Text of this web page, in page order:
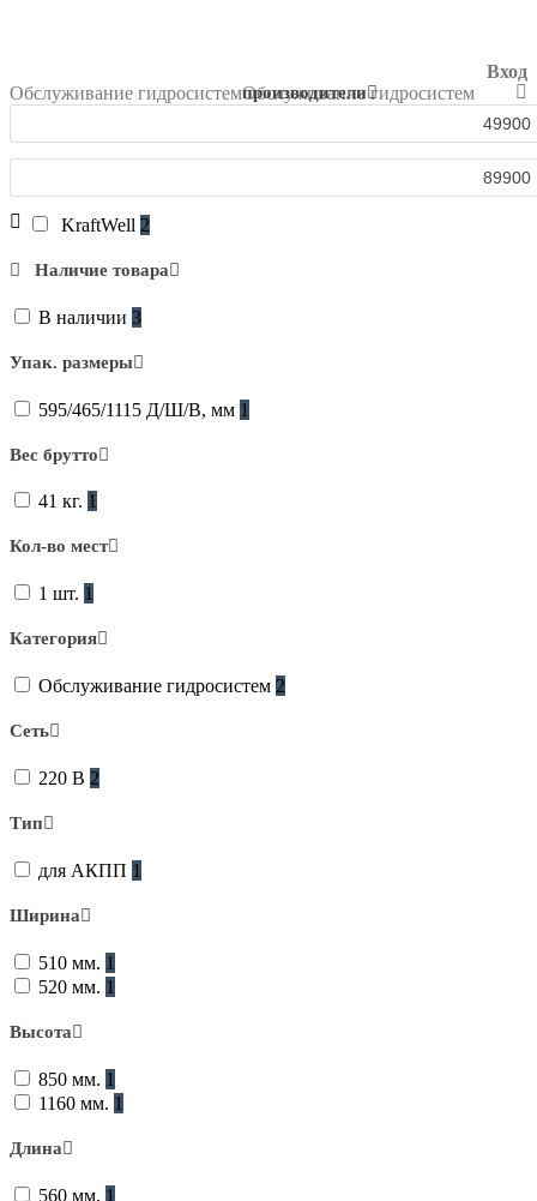
Вход
Обслуживание гидросистемОбслуживание гидросистем
производители
KraftWell 2
Наличие товара
В наличии 3
Упак. размеры
595/465/1115 Д/Ш/В, мм 1
Вес брутто
41 кг. 1
Кол-во мест
1 шт. 1
Категория
Обслуживание гидросистем 2
Сеть
220 В 2
Тип
для АКПП 1
Ширина
510 мм. 1
520 мм. 1
Высота
850 мм. 1
1160 мм. 1
Длина
560 мм. 1